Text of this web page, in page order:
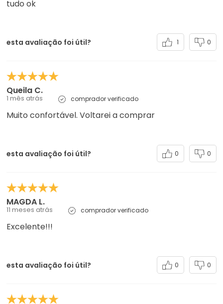
tudo ok
esta avaliação foi útil? 1 0
Queila C.
1 mês atrás comprador verificado
Muito confortável. Voltarei a comprar
esta avaliação foi útil? 0 0
MAGDA L.
11 meses atrás comprador verificado
Excelente!!!
esta avaliação foi útil? 0 0